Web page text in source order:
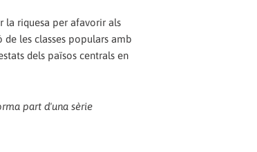
la riquesa per afavorir als
les classes populars amb
dels països centrals en
part d'una sèrie